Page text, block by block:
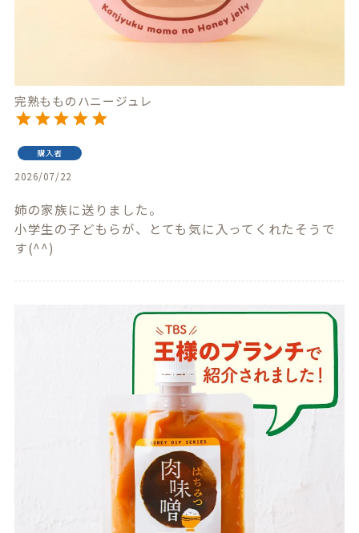
完熟もものハニージュレ
購入者
2026/07/22
姉の家族に送りました。
小学生の子どもらが、とても気に入ってくれたそうで
す(^^)